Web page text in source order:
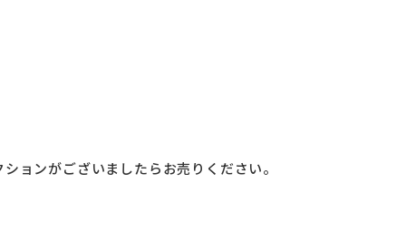
ョンがございましたらお売りください。